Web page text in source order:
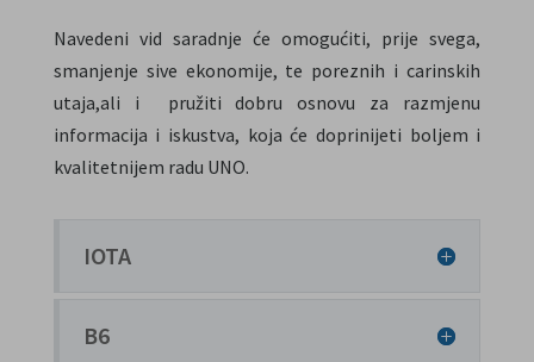
Navedeni vid saradnje će omogućiti, prije svega,
smanjenje sive ekonomije, te poreznih i carinskih
utaja,ali i pružiti dobru osnovu za razmjenu
informacija i iskustva, koja će doprinijeti boljem i
kvalitetnijem radu UNO.
IOTA
B6